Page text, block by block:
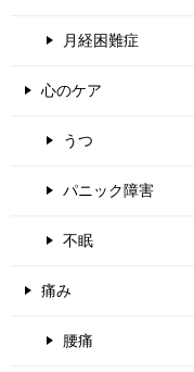
月経困難症
心のケア
うつ
パニック障害
不眠
痛み
腰痛